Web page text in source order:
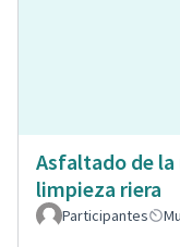
Asfaltado de
limpieza riera
Participantes